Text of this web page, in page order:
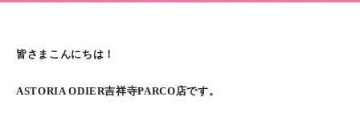
皆さまこんにちは！
ASTORIA ODIER吉祥寺PARCO店です。